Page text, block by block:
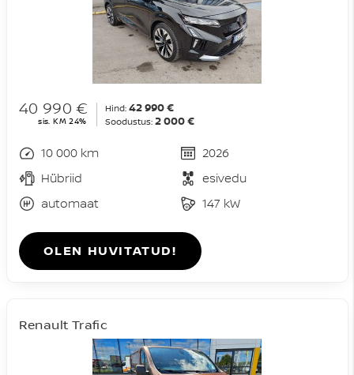
40 990 €
sis. KM 24%
Hind: 42 990 €
Soodustus: 2 000 €
10 000 km
2026
Hübriid
esivedu
automaat
147 kW
OLEN HUVITATUD!
Renault Trafic